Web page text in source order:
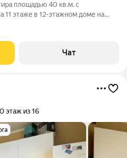
площадью 40 кв.м. с
11 этаже в 12-этажном доме на
Духовой шкаф
В
Чат
этаж из 16